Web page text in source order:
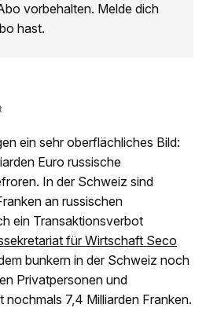
vorbehalten. Melde dich
hast.
ein sehr oberflächliches Bild:
Euro russische
In der Schweiz sind
an russischen
ein Transaktionsverbot
für Wirtschaft Seco
bunkern in der Schweiz noch
Privatpersonen und
nochmals 7,4 Milliarden Franken.